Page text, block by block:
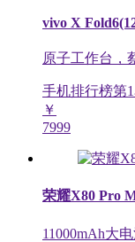
vivo X
原子工作台，
手机排行榜第1
￥
7999
荣耀X80 Pro
11000mAh大